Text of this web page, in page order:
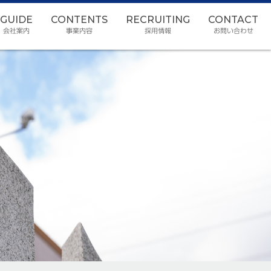
GUIDE
会社案内
CONTENTS
事業内容
RECRUITING
採用情報
CONTACT
お問い合わせ